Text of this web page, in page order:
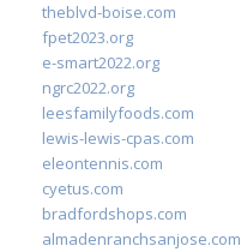
theblvd-boise.com
fpet2023.org
e-smart2022.org
ngrc2022.org
leesfamilyfoods.com
lewis-lewis-cpas.com
eleontennis.com
cyetus.com
bradfordshops.com
almadenranchsanjose.com